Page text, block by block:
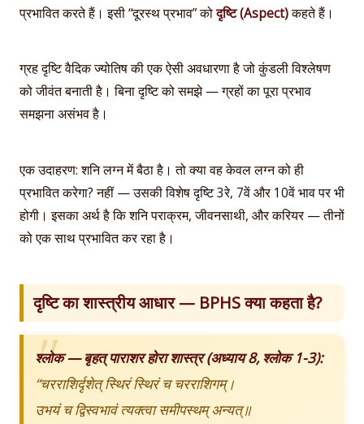
प्रभावित करते हैं। इसी “दूरस्थ प्रभाव” कोदृष्टि (Aspect)कहते हैं।
ग्रह दृष्टि वैदिक ज्योतिष की एक ऐसी अवधारणा है जो कुंडली विश्लेषण
को जीवंत बनाती है। बिना दृष्टि को समझे — ग्रहों का पूरा प्रभाव
समझना असंभव है।
एक उदाहरण: शनि लग्न में बैठा है। तो क्या वह केवल लग्न को ही
प्रभावित करेगा? नहीं — उसकी विशेष दृष्टि 3रे, 7वें और 10वें भाव पर भी
होगी। इसका अर्थ है कि शनि पराक्रम, जीवनसाथी, और करियर — तीनों
को एक साथ प्रभावित कर रहा है।
दृष्टि का शास्त्रीय आधार — BPHS क्या कहता है?
श्लोक — बृहत् पाराशर होरा शास्त्र (अध्याय 8, श्लोक 1-3):
“चरराशिर्दृशेत् स्थिरं स्थिरं च चरराशिगम्।
उभयं च द्विस्वभावं त्यक्त्वा समीपस्थम् अन्यत्॥